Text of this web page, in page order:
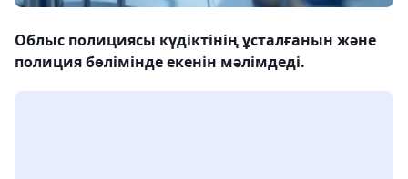
Облыс полициясы күдіктінің ұсталғанын және
полиция бөлімінде екенін мәлімдеді.